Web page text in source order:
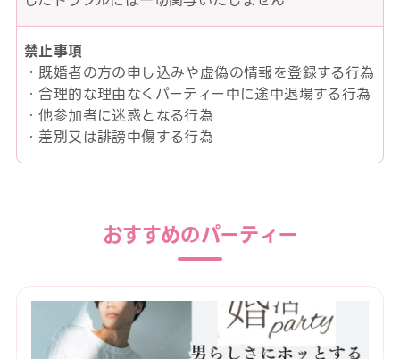
禁止事項
・既婚者の方の申し込みや虚偽の情報を登録する行為
・合理的な理由なくパーティー中に途中退場する行為
・他参加者に迷惑となる行為
・差別又は誹謗中傷する行為
おすすめのパーティー